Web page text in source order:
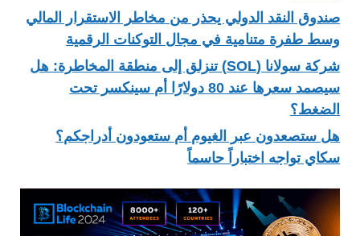
صندوق النقد الدولي يحذر من مخاطر الاستقرار المالي
وسط طفرة متنامية في مجال التوكنات الرقمية
شركة سولانا (SOL) تنزلق إلى منطقة المخاطرة: هل
سيصمد سعرها عند 80 دولارًا أم سينكسر تحت
الضغط؟
هل ستصعدون عبر الغيوم أم ستعودون أدراجكم؟
سكاي تواجه اختباراً حاسماً